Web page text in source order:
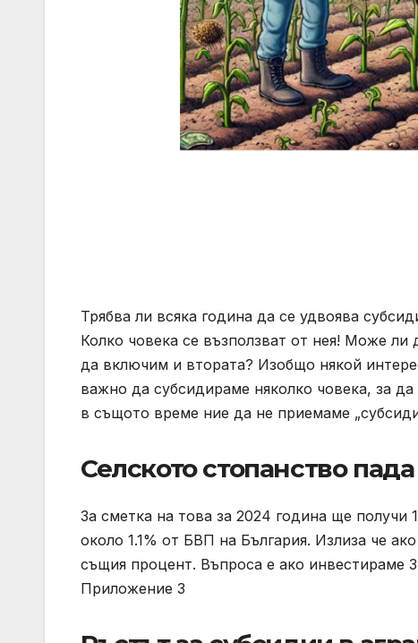
Трябва ли всяка година да се удвоява
Колко човека се възползват от нея! Може ли
да включим и втората? Изобщо някой
важно да субсидираме няколко човека, за
в същото време ние да не приемаме
Селското стопанство
За сметка на това за 2024 година ще получи
около 1.1% от БВП на България. Излиза че
същия процент. Въпроса е ако инвестираме
Приложение 3